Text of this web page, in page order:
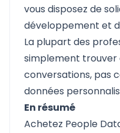
vous disposez de
développement et
La plupart des
simplement trouver
conversations, pas
données
En résumé
Achetez People